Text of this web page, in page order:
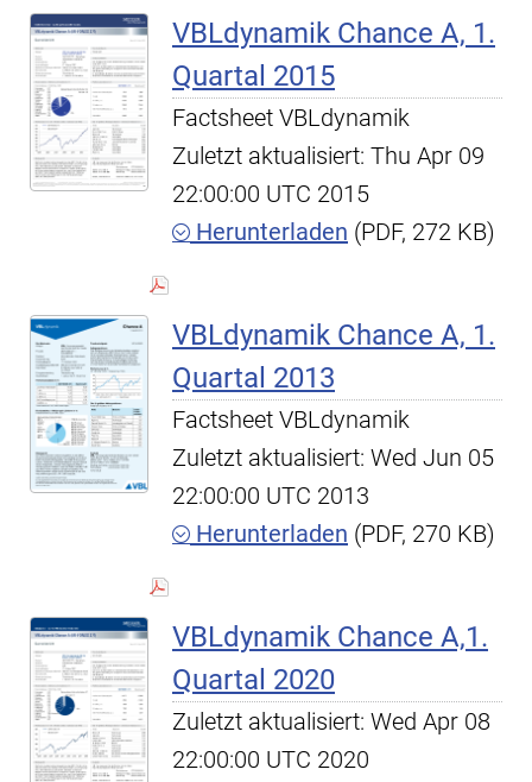
VBLdynamik Chance A, 1.
Quartal 2015
Factsheet VBLdynamik
Zuletzt aktualisiert: Thu Apr 09
22:00:00 UTC 2015
Herunterladen (PDF, 272 KB)
VBLdynamik Chance A, 1.
Quartal 2013
Factsheet VBLdynamik
Zuletzt aktualisiert: Wed Jun 05
22:00:00 UTC 2013
Herunterladen (PDF, 270 KB)
VBLdynamik Chance A,1.
Quartal 2020
Zuletzt aktualisiert: Wed Apr 08
22:00:00 UTC 2020